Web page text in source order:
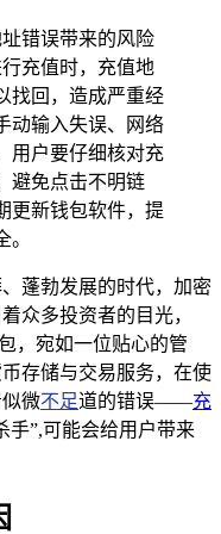
错误带来的风险
充值时，充值地
找回，造成严重经
动输入失误、网络
用户要仔细核对充
避免点击不明链
更新钱包软件，提
蓬勃发展的时代，加密
众多投资者的目光，
，宛如一位贴心的管
存储与交易服务，在使
微不足道的错误——充
手”,可能会给用户带来